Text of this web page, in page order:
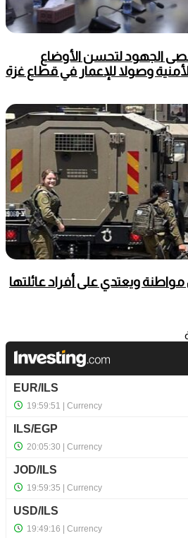
الجهود لتحسن الأوضاع
وصولا للإعمار في قطاع غزة
ويعتدي على أفراد عائلتها